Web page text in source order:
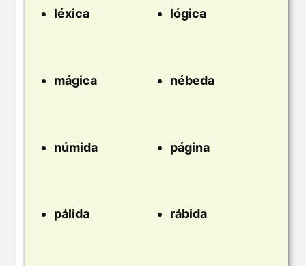
léxica lógica
mágica nébeda
númida página
pálida rábida